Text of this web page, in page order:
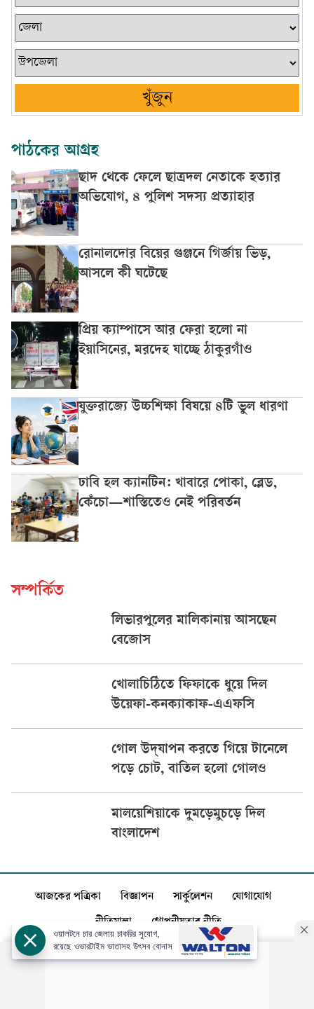
খুঁজুন
পাঠকের আগ্রহ
ছাদ থেকে ফেলে ছাত্রদল নেতাকে হত্যার
অভিযোগ, ৪ পুলিশ সদস্য প্রত্যাহার
রোনালদোর বিয়ের গুঞ্জনে গির্জায় ভিড়,
আসলে কী ঘটেছে
প্রিয় ক্যাম্পাসে আর ফেরা হলো না
ইয়াসিনের, মরদেহ যাচ্ছে ঠাকুরগাঁও
যুক্তরাজ্যে উচ্চশিক্ষা বিষয়ে ৪টি ভুল ধারণা
ঢাবি হল ক্যানটিন: খাবারে পোকা, ব্লেড,
কেঁচো—শাস্তিতেও নেই পরিবর্তন
সম্পর্কিত
লিভারপুলের মালিকানায় আসছেন
বেজোস
খোলাচিঠিতে ফিফাকে ধুয়ে দিল
উয়েফা-কনক্যাকাফ-এএফসি
গোল উদ্‌যাপন করতে গিয়ে টানেলে
পড়ে চোট, বাতিল হলো গোলও
মালয়েশিয়াকে দুমড়েমুচড়ে দিল
বাংলাদেশ
আজকের পত্রিকা বিজ্ঞাপন সার্কুলেশন যোগাযোগ
নীতিমালা গোপনীয়তার নীতি
ওয়ালটনে চার জেলায় চাকরির সুযোগ,
রয়েছে ওভারটাইম ভাতাসহ উৎসব বোনাস